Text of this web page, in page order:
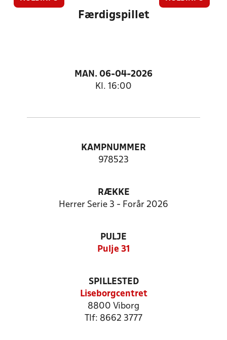
Færdigspillet
MAN. 06-04-2026
Kl. 16:00
KAMPNUMMER
978523
RÆKKE
Herrer Serie 3 - Forår 2026
PULJE
Pulje 31
SPILLESTED
Liseborgcentret
8800 Viborg
Tlf: 8662 3777